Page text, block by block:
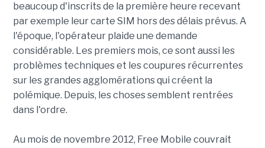
beaucoup d'inscrits de la première heure recevant
par exemple leur carte SIM hors des délais prévus. A
l'époque, l'opérateur plaide une demande
considérable. Les premiers mois, ce sont aussi les
problèmes techniques et les coupures récurrentes
sur les grandes agglomérations qui créent la
polémique. Depuis, les choses semblent rentrées
dans l'ordre.
Au mois de novembre 2012, Free Mobile couvrait